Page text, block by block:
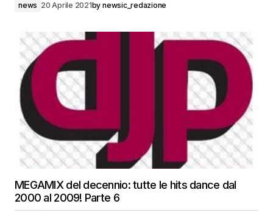
news 20 Aprile 2021by newsic_redazione
MEGAMIX del decennio: tutte le hits dance dal
2000 al 2009! Parte 6